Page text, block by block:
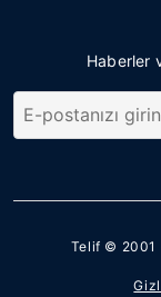
Haberler
Telif © 2001